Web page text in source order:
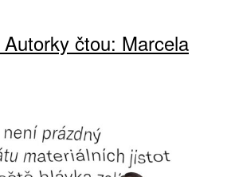
čtou: Marcela